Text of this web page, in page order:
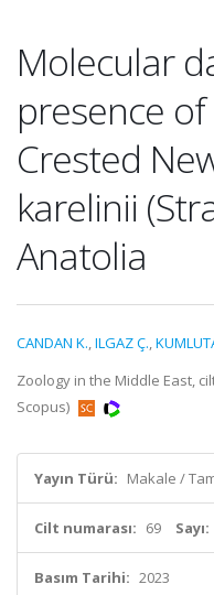
Molecular
presence
Crested
karelinii
Anatolia
CANDAN K.,ILGAZ Ç.,
Zoology in the Middle East,
Scopus)
Yayın Türü: Makale /
Cilt numarası: 69 Sayı:
Basım Tarihi: 2023